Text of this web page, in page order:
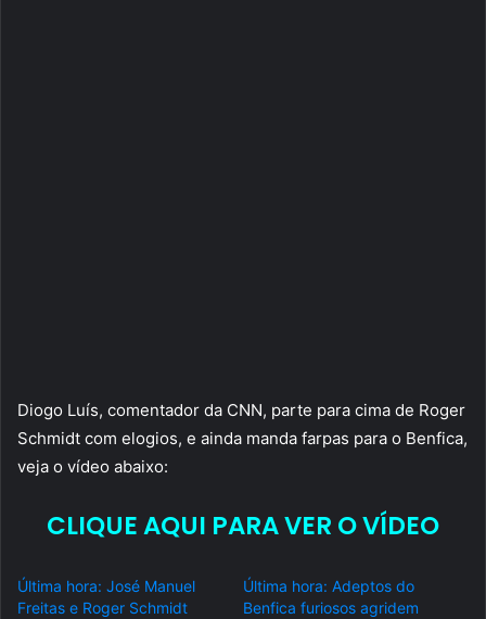
Diogo Luís, comentador da CNN, parte para cima de Roger
Schmidt com elogios, e ainda manda farpas para o Benfica,
veja o vídeo abaixo:
CLIQUE AQUI PARA VER O VÍDEO
Última hora: José Manuel
Freitas e Roger Schmidt
Última hora: Adeptos do
Benfica furiosos agridem